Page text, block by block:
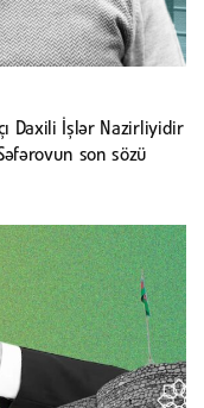
Daxili İşlər Nazirliyidir
son sözü